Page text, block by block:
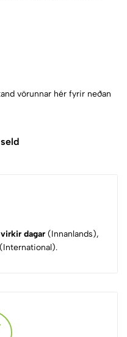
vörunnar hér fyrir neðan
dagar (Innanlands),